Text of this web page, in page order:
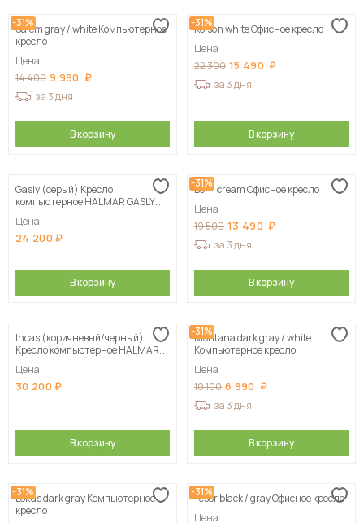
-31%
Salem gray / white Компьютерное
кресло
Цена
14 400 9 990
за 3 дня
В корзину
-31%
Kolson whitе Офисное кресло
Цена
22 300 15 490
за 3 дня
В корзину
Gasly (серый) Кресло
компьютерное HALMAR GASLY
Цена
24 200
В корзину
-31%
Born сream Офисное кресло
Цена
19 500 13 490
за 3 дня
В корзину
Incas (коричневый/черный)
Кресло компьютерное HALMAR
Цена
30 200
В корзину
-31%
Montana dark gray / white
Компьютерное кресло
Цена
10 100 6 990
за 3 дня
В корзину
-31%
Lokus dark gray Компьютерное
кресло
-31%
Tesor black / gray Офисное кресло
Цена